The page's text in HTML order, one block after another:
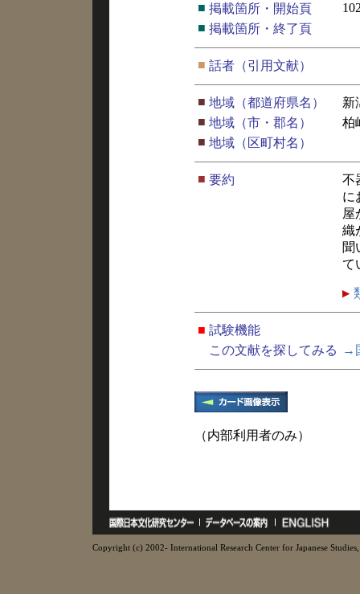
■ 掲載箇所・開始頁
■ 掲載箇所・終了頁
■ 話者（引用文献）
■ 地域（都道府県名）
新
■ 地域（市・郡名）
柏
■ 地域（区町村名）
■ 要約
不
に
屋
織
聞
て
■ 試験機能
この文献を探してみる
→
（内部利用者のみ）
Copyright (c) 2002- International Research Center for Japanese